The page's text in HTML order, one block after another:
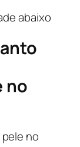
abaixo
no
no